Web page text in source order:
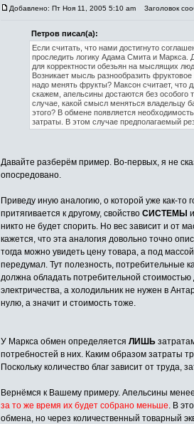
Добавлено: Пт Ноя 11, 2005 5:10 am Заголовок
Петров писал(а):
Если считать, что нами достигнуто
проследить логику Адама Смита и
для корректности обезьян на мыслящих
Возникает мысль разнообразить
надо менять фрукты? Максон считает, что
скажем, апельсины достаются без
случае, какой смысл меняться владельцу
этого? В обмене появляется
затраты. В этом случае предполагаемый
Давайте разберём пример. Во-первых, я не
опосредовано.
Приведу иную аналогию, о которой уже как-то
притягивается к другому, свойство СИСТЕМЫ
никто не будет спорить. Но вес зависит и от
кажется, что эта аналогия довольно точно
тогда можно увидеть цену товара, а под
передумал. Тут полезность, потребительные
должна обладать потребительной
электричества, а холодильник не нужен в
нулю, а значит и стоимость тоже.
У Маркса обмен определяется ЛИШЬ
потребностей в них. Каким образом затраты
Поскольку количество благ зависит от труда,
Вернёмся к Вашему примеру. Апельсины
за то же время их будет собрано меньше. В
обмена, но через количественный товарный